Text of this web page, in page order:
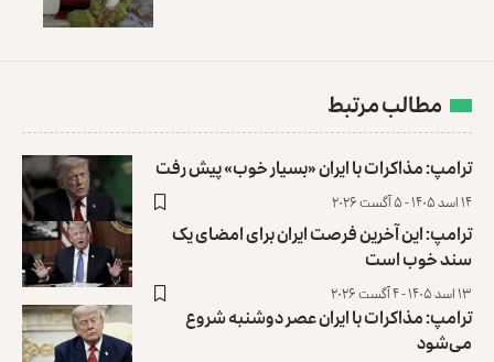
مطالب مرتبط
ترامپ: مذاکرات با ایران «بسیار خوب» پیش رفت
۱۴ اسد ۱۴۰۵ - ۵ آگست ۲۰۲۶
ترامپ: این آخرین فرصت ایران برای امضای یک
سند خوب است
۱۳ اسد ۱۴۰۵ - ۴ آگست ۲۰۲۶
ترامپ: مذاکرات با ایران عصر دوشنبه شروع
می‌شود